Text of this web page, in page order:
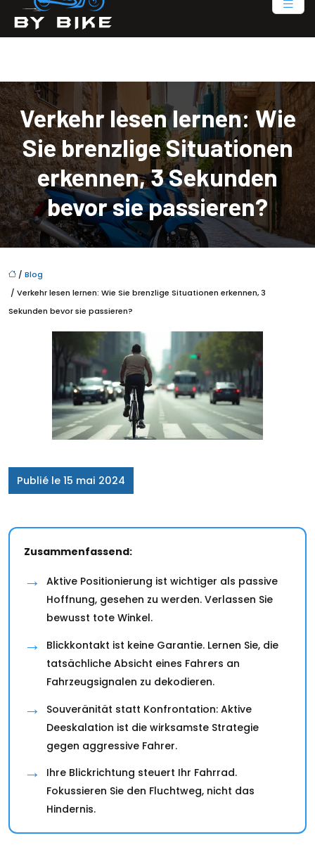
Verkehr lesen lernen: Wie
Sie brenzlige Situationen
erkennen, 3 Sekunden
bevor sie passieren?
/ Blog
/ Verkehr lesen lernen: Wie Sie brenzlige Situationen erkennen, 3
Sekunden bevor sie passieren?
Publié le 15 mai 2024
Zusammenfassend:
Aktive Positionierung ist wichtiger als passive
Hoffnung, gesehen zu werden. Verlassen Sie
bewusst tote Winkel.
Blickkontakt ist keine Garantie. Lernen Sie, die
tatsächliche Absicht eines Fahrers an
Fahrzeugsignalen zu dekodieren.
Souveränität statt Konfrontation: Aktive
Deeskalation ist die wirksamste Strategie
gegen aggressive Fahrer.
Ihre Blickrichtung steuert Ihr Fahrrad.
Fokussieren Sie den Fluchtweg, nicht das
Hindernis.